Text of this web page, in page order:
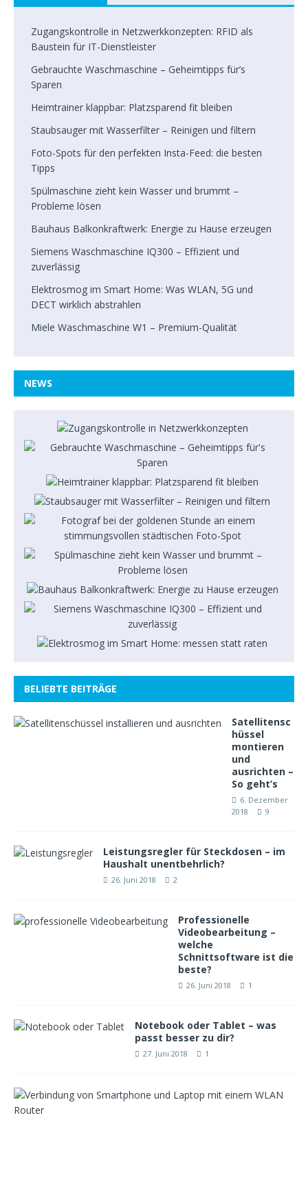
Zugangskontrolle in Netzwerkkonzepten: RFID als
Baustein für IT-Dienstleister
Gebrauchte Waschmaschine – Geheimtipps für’s
Sparen
Heimtrainer klappbar: Platzsparend fit bleiben
Staubsauger mit Wasserfilter – Reinigen und filtern
Foto-Spots für den perfekten Insta-Feed: die besten
Tipps
Spülmaschine zieht kein Wasser und brummt –
Probleme lösen
Bauhaus Balkonkraftwerk: Energie zu Hause erzeugen
Siemens Waschmaschine IQ300 – Effizient und
zuverlässig
Elektrosmog im Smart Home: Was WLAN, 5G und
DECT wirklich abstrahlen
Miele Waschmaschine W1 – Premium-Qualität
NEWS
BELIEBTE BEITRÄGE
Satellitensc
hüssel
montieren
und
ausrichten –
So geht’s
6. Dezember
2018
9
Leistungsregler für Steckdosen – im
Haushalt unentbehrlich?
26. Juni 2018 2
Professionelle
Videobearbeitung –
welche
Schnittsoftware ist die
beste?
26. Juni 2018 1
Notebook oder Tablet – was
passt besser zu dir?
27. Juni 2018 1